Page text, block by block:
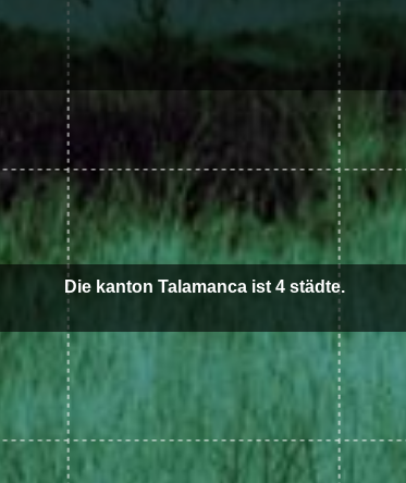
Die kanton Talamanca ist 4 städte.